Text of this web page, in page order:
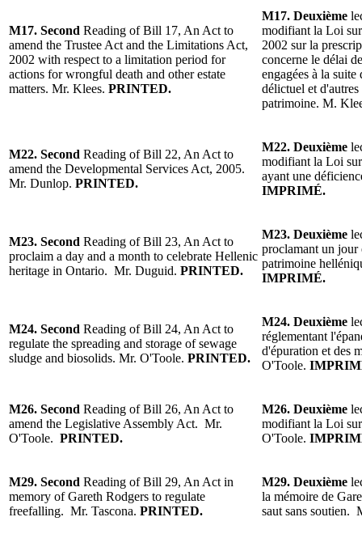
M17. Second Reading of Bill 17, An Act to
amend the Trustee Act and the Limitations Act,
2002 with respect to a limitation period for
actions for wrongful death and other estate
matters. Mr. Klees. PRINTED.
M17. Deuxième
modifiant la Loi
2002 sur la
concerne le délai
engagées à la suite
délictuel et
patrimoine. M.
M22. Second Reading of Bill 22, An Act to
amend the Developmental Services Act, 2005.
Mr. Dunlop. PRINTED.
M22. Deuxième
modifiant la Loi sur
ayant une
IMPRIMÉ.
M23. Second Reading of Bill 23, An Act to
proclaim a day and a month to celebrate Hellenic
heritage in Ontario. Mr. Duguid. PRINTED.
M23. Deuxième
proclamant un jour
patrimoine
IMPRIMÉ.
M24. Second Reading of Bill 24, An Act to
regulate the spreading and storage of sewage
sludge and biosolids. Mr. O'Toole. PRINTED.
M24. Deuxième
réglementant
d'épuration et des
O'Toole.
M26. Second Reading of Bill 26, An Act to
amend the Legislative Assembly Act. Mr.
O'Toole. PRINTED.
M26. Deuxième
modifiant la Loi
O'Toole.
M29. Second Reading of Bill 29, An Act in
memory of Gareth Rodgers to regulate
freefalling. Mr. Tascona. PRINTED.
M29. Deuxième
la mémoire de
saut sans soutien.